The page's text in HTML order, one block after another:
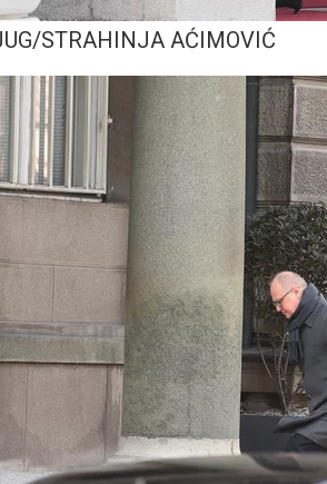
STRAHINJA AĆIMOVIĆ